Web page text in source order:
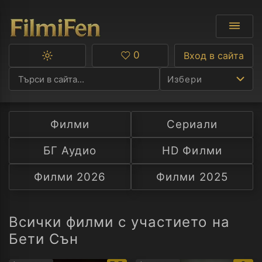
Избери
Ф
С
А
Превключване
тъмна
тема
Любими
0 Вход в сайта
Филми
Сериали
БГ Аудио
HD Филми
Филми 2026
Филми 2025
Всички филми с участието на
Бети Сън